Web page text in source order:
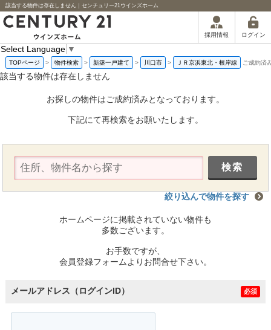
該当する物件は存在しません｜センチュリー21ウインズホーム
採用情報 ログイン
Select Language ▼
TOPページ > 物件検索 > 新築一戸建て > 川口市 > ＪＲ京浜東北・根岸線 ご成約済
該当する物件は存在しません
お探しの物件はご成約済みとなっております。
下記にて再検索をお願いたします。
絞り込んで物件を探す
ホームページに掲載されていない物件も
多数ございます。
お手数ですが、
会員登録フォームよりお問合せ下さい。
メールアドレス（ログインID） 必須